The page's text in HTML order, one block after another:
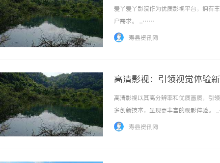
爱丫爱丫影院作为优质影视平台，拥有
户需求。 ...……
寿县资讯网
高清影视：引领视觉体验
高清影视以其高分辨率和优质画质，引
多创新技术，呈现更丰富的观影体验。
寿县资讯网